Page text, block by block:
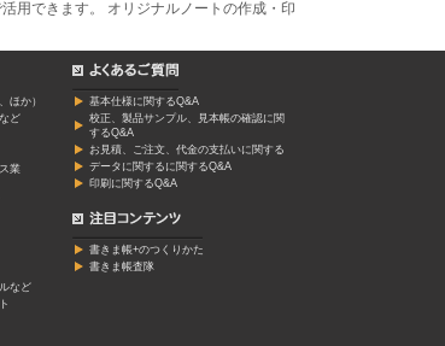
用できます。 オリジナルノートの作成・印
ほか）
ど
業
など
基本仕様に関するQ&A
校正、製品サンプル、見本帳の確認に関
するQ&A
お見積、ご注文、代金の支払いに関する
データに関するに関するQ&A
印刷に関するQ&A
書きま帳+のつくりかた
書きま帳査隊